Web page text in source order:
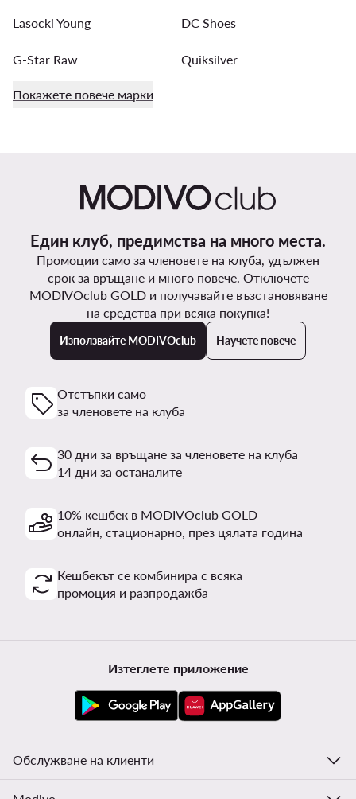
Lasocki Young DC Shoes
G-Star Raw Quiksilver
Покажете повече марки
Един клуб, предимства на много места.
Промоции само за членовете на клуба, удължен
срок за връщане и много повече. Отключете
MODIVOclub GOLD и получавайте възстановяване
на средства при всяка покупка!
Използвайте MODIVOclub Научете повече
Отстъпки само
за членовете на клуба
30 дни за връщане за членовете на клуба
14 дни за останалите
10% кешбек в MODIVOclub GOLD
онлайн, стационарно, през цялата година
Кешбекът се комбинира с всяка
промоция и разпродажба
Изтеглете приложение
Обслужване на клиенти